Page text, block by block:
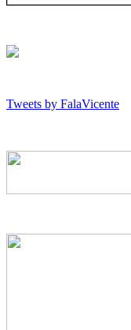
Tweets by FalaVicente